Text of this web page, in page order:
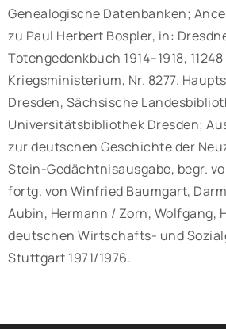
Genealogische Datenbanken;
zu Paul Herbert Bospler, in:
Totengedenkbuch 1914–1918,
Kriegsministerium, Nr. 8277.
Dresden, Sächsische
Universitätsbibliothek Dresden;
zur deutschen Geschichte der
Stein-Gedächtnisausgabe, begr.
fortg. von Winfried Baumgart,
Aubin, Hermann / Zorn, Wolfgang,
deutschen Wirtschafts- und
Stuttgart 1971/1976.